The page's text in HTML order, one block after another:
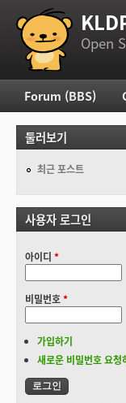
부 메뉴
Open
주 메뉴
Forum (BBS)
둘러보기
최근 포스트
사용자 로그인
아이디 *
비밀번호*
가입하기
새로운 비밀번호 요청